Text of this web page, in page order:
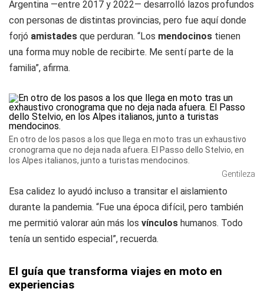
Argentina —entre 2017 y 2022— desarrolló lazos profundos
con personas de distintas provincias, pero fue aquí donde
forjó amistades que perduran. “Los mendocinos tienen
una forma muy noble de recibirte. Me sentí parte de la
familia”, afirma.
En otro de los pasos a los que llega en moto tras un exhaustivo
cronograma que no deja nada afuera. El Passo dello Stelvio, en
los Alpes italianos, junto a turistas mendocinos.
Gentileza
Esa calidez lo ayudó incluso a transitar el aislamiento
durante la pandemia. “Fue una época difícil, pero también
me permitió valorar aún más los vínculos humanos. Todo
tenía un sentido especial”, recuerda.
El guía que transforma viajes en moto en
experiencias